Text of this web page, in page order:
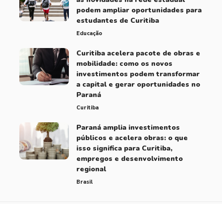
podem ampliar oportunidades para
estudantes de Curitiba
Educação
Curitiba acelera pacote de obras e
mobilidade: como os novos
investimentos podem transformar
a capital e gerar oportunidades no
Paraná
Curitiba
Paraná amplia investimentos
públicos e acelera obras: o que
isso significa para Curitiba,
empregos e desenvolvimento
regional
Brasil